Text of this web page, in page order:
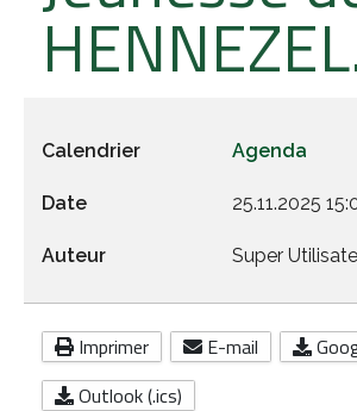
Calendrier Agenda
Date 25.11.2025
Auteur Super
Imprimer E-mail
Outlook (.ics)
Louer une salle municipale
Nos Ecoles
Darney-la-Vôge : une Forêt
d'Exception